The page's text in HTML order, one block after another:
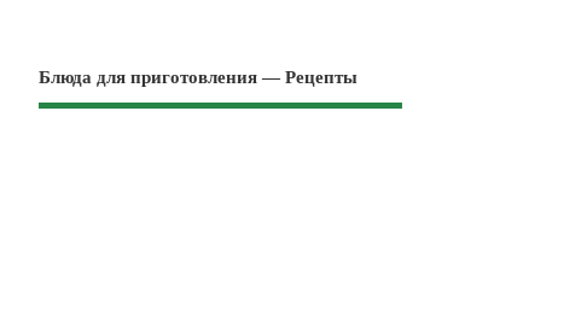
Блюда для приготовления — Рецепты